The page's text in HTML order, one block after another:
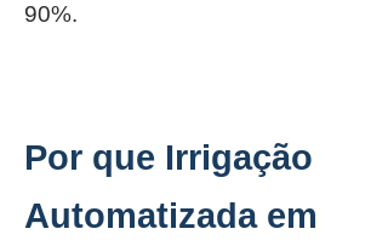
90%.
Por que Irrigação
Automatizada em